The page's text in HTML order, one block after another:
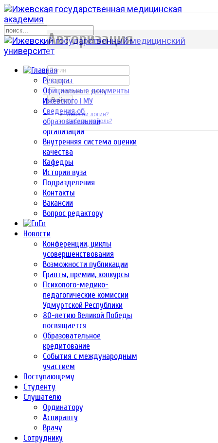
Ректорат
Официальные документы
Ижевского ГМУ
Сведения об
образовательной
организации
Внутренняя система оценки
качества
Кафедры
История вуза
Подразделения
Контакты
Вакансии
Вопрос редактору
En
Новости
Конференции, циклы
усовершенствования
Возможности публикации
Гранты, премии, конкурсы
Психолого-медико-
педагогические комиссии
Удмуртской Республики
80-летию Великой Победы
посвящается
Образовательное
кредитование
События с международным
участием
Поступающему
Студенту
Слушателю
Ординатору
Аспиранту
Врачу
Сотруднику
р
Авторизация
Запомнить меня
Войти
Забыли логин?
Забыли пароль?